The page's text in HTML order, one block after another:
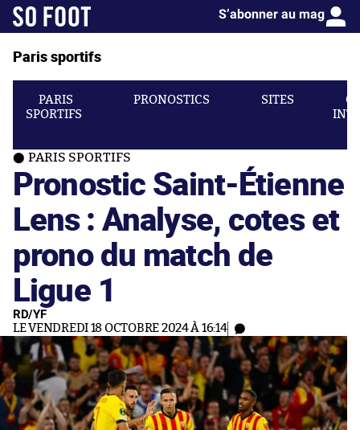
S’abonner au mag
Paris sportifs
PARIS
SPORTIFS
PRONOSTICS SITES
PARIS SPORTIFS
Pronostic Saint-Étienne
Lens : Analyse, cotes et
prono du match de
Ligue 1
RD/YF
LE VENDREDI 18 OCTOBRE 2024 À 16:14